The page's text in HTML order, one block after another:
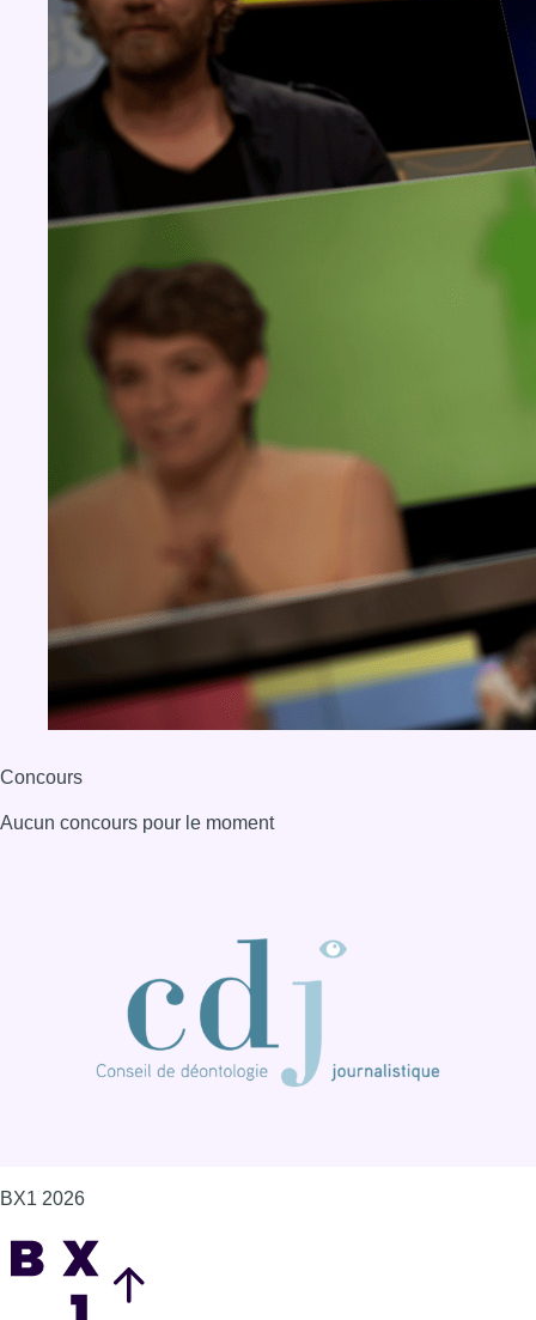
Aucun concours pour le moment
Consulter page Instagram
S'abonner à notre newsletter